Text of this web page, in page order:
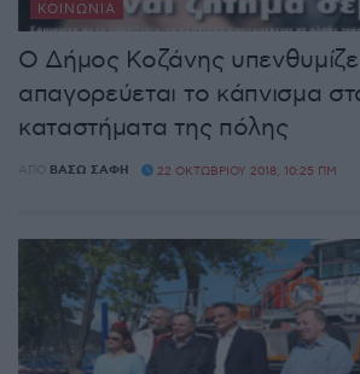
ΚΟΙΝΩΝΊΑ
Ο Δήμος Κοζάνης
απαγορεύεται το κάπνισμα
καταστήματα της πόλης
ΑΠΌ ΒΆΣΩ ΣΆΦΗ 22 ΟΚΤΩΒΡΊΟΥ 2018, 10:25 ΠΜ